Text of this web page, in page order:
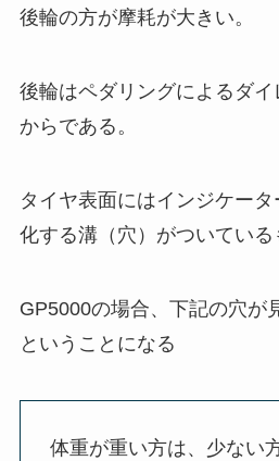
後輪の方が摩耗が大きい。
後輪はペダリングによるダ
からである。
タイヤ表面にはインジケー
化する溝（穴）がついている
GP5000の場合、下記の穴が
ということになる
体重が重い方は、少ない